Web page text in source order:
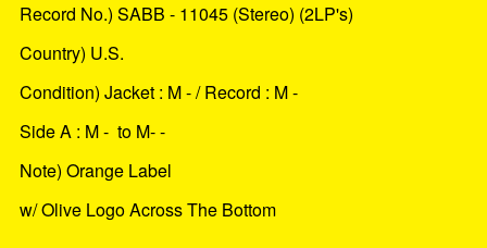
Record No.) SABB - 11045 (Stereo) (2LP's)
Country) U.S.
Condition) Jacket : M - / Record : M -
Side A : M - to M- -
Note) Orange Label
w/ Olive Logo Across The Bottom